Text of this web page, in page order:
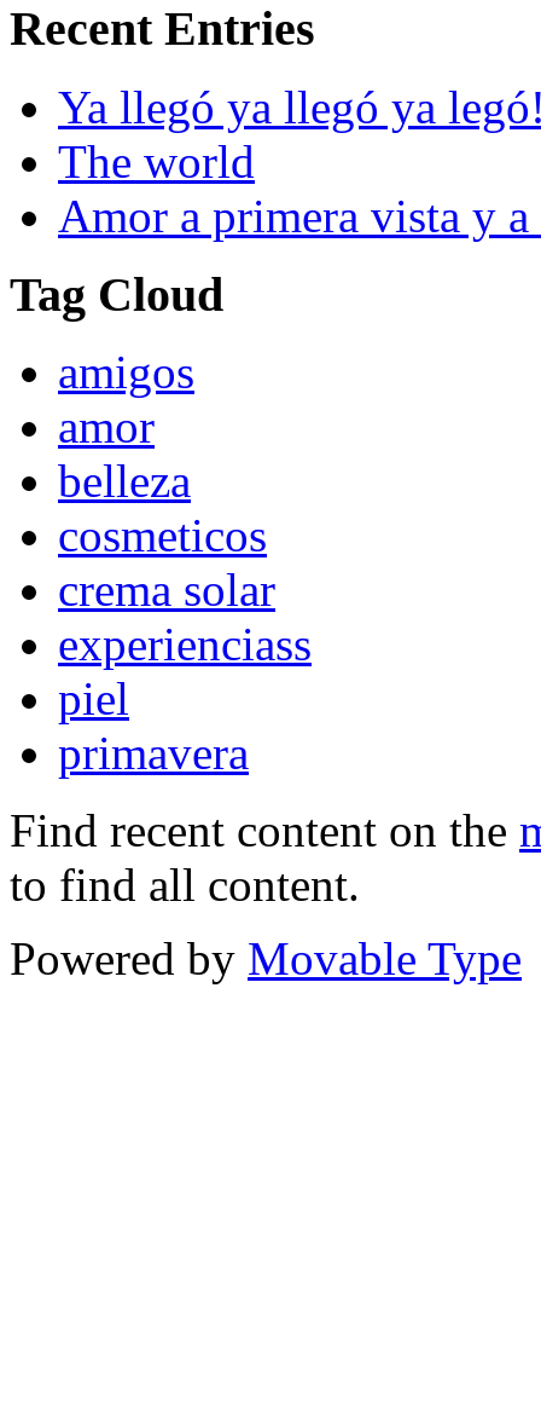
Recent Entries
Ya llegó ya llegó ya
The world
Amor a primera vista y a
Tag Cloud
amigos
amor
belleza
cosmeticos
crema solar
experienciass
piel
primavera
Find recent content on the
to find all content.
Powered by Movable Type